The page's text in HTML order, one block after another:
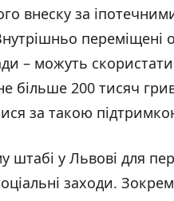
внеску за
переміщені
– можуть
більше 200 тисяч
за такою
штабі у Львові для
заходи.